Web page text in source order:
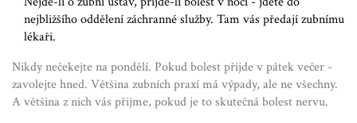
nejbližšího oddělení záchranné služby. Tam vás předají zubnímu
lékaři.
Nikdy nečekejte na pondělí. Pokud bolest přijde v pátek večer -
zavolejte hned. Většina zubních praxí má výpady, ale ne všechny.
A většina z nich vás přijme, pokud je to skutečná bolest nervu.